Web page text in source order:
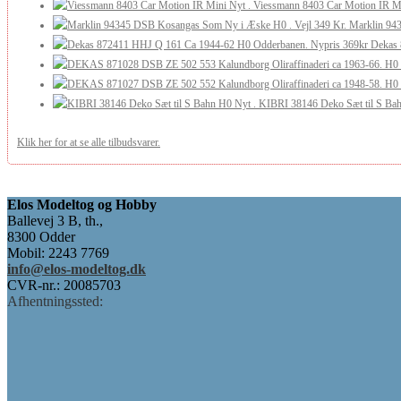
Viessmann 8403 Car Motion IR
Marklin
Dekas
KIBRI 38146 Deko Sæt til S
Klik her for at se alle tilbudsvarer.
Elos Modeltog og Hobby
Ballevej 3 B, th.,
8300 Odder
Mobil: 2243 7769
info@elos-modeltog.dk
CVR-nr.: 20085703
Afhentningssted: